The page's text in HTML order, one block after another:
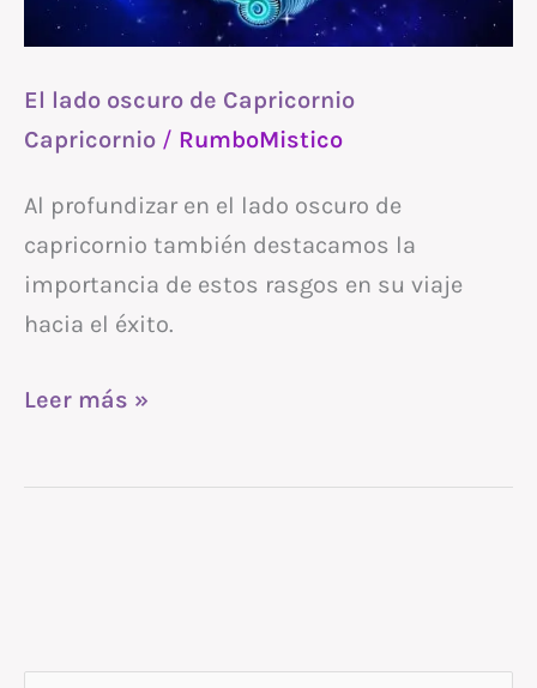
El lado oscuro de Capricornio
Capricornio / RumboMistico
Al profundizar en el lado oscuro de
capricornio también destacamos la
importancia de estos rasgos en su viaje
hacia el éxito.
Leer más »